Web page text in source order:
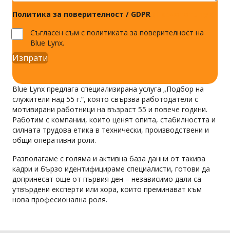
Blue Lynx предлага специализирана услуга „Подбор на
служители над 55 г.“, която свързва работодатели с
мотивирани работници на възраст 55 и повече години.
Работим с компании, които ценят опита, стабилността и
силната трудова етика в технически, производствени и
общи оперативни роли.
Разполагаме с голяма и активна база данни от такива
кадри и бързо идентифицираме специалисти, готови да
допринесат още от първия ден – независимо дали са
утвърдени експерти или хора, които преминават към
нова професионална роля.
Политика за поверителност / GDPR
Съгласен съм с политиката за поверителност на
Blue Lynx.
Изпрати